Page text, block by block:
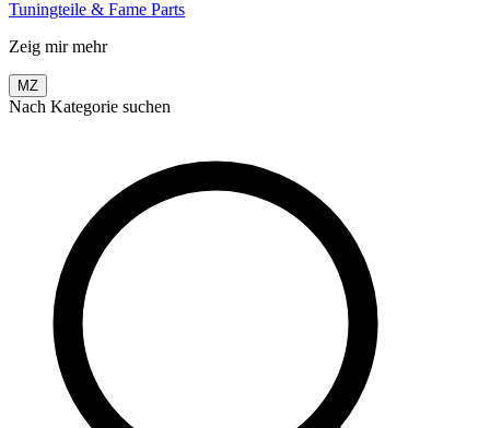
Tuningteile & Fame Parts
Zeig mir mehr
MZ
Nach Kategorie suchen